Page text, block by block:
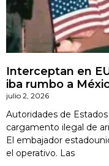
Interceptan en
iba rumbo a
julio 2, 2026
Autoridades de
cargamento ilegal de
El embajador
el operativo. Las